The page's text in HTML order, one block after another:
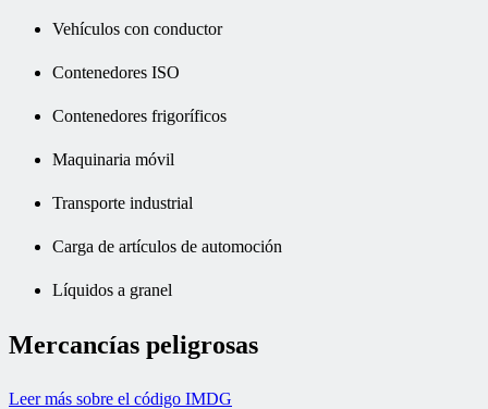
Vehículos con conductor
Contenedores ISO
Contenedores frigoríficos
Maquinaria móvil
Transporte industrial
Carga de artículos de automoción
Líquidos a granel
Mercancías peligrosas
Leer más sobre el código IMDG